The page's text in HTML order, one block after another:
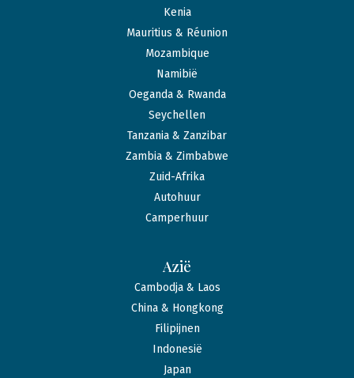
Kenia
Mauritius & Réunion
Mozambique
Namibië
Oeganda & Rwanda
Seychellen
Tanzania & Zanzibar
Zambia & Zimbabwe
Zuid-Afrika
Autohuur
Camperhuur
Azië
Cambodja & Laos
China & Hongkong
Filipijnen
Indonesië
Japan